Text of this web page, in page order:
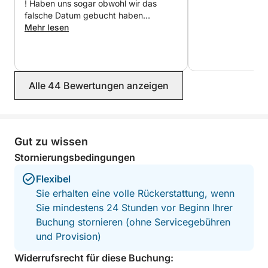
Bei Fragen können Sie mich über die Click & Boat-
Plattform kontaktieren, um weitere Informationen zu
Bis bald!
! Haben uns sogar obwohl wir das
falsche Datum gebucht haben
problemlos und ohne kosten alles
Mehr lesen
Alle 44 Bewertungen anzeigen
Gut zu wissen
Stornierungsbedingungen
Flexibel
Sie erhalten eine volle Rückerstattung, wenn
Sie mindestens 24 Stunden vor Beginn Ihrer
Buchung stornieren (ohne Servicegebühren
und Provision)
Widerrufsrecht für diese Buchung: